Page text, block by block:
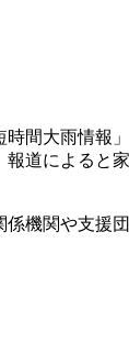
間大雨情
道によると
機関や支援